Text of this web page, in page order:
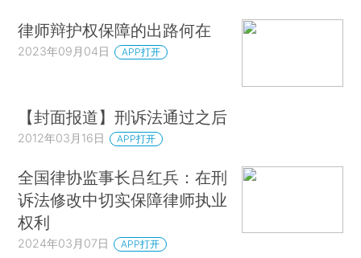
律师辩护权保障的出路何在
2023年09月04日 APP打开
【封面报道】刑诉法通过之后
2012年03月16日 APP打开
全国律协监事长吕红兵：在刑
诉法修改中切实保障律师执业
权利
2024年03月07日 APP打开